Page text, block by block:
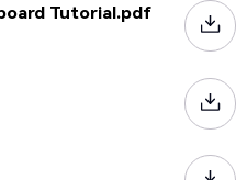
Tutorial.pdf